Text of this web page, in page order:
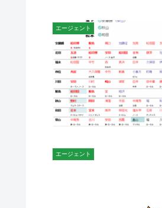
エージェント
エージェント